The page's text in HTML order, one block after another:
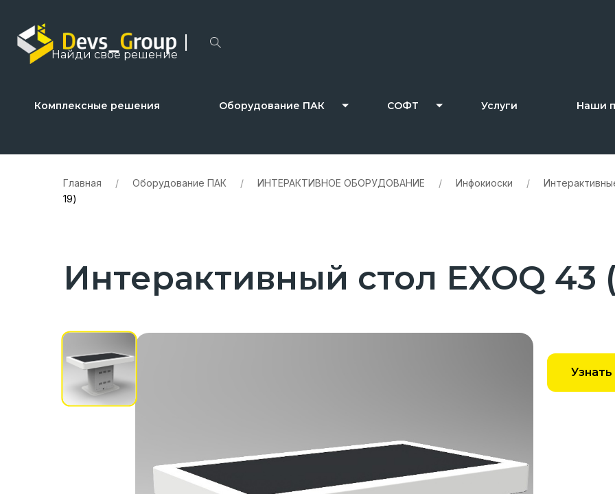
Найди свое решение
Комплексные решения Оборудование ПАК СОФТ Услуги Наши
Главная / Оборудование ПАК / ИНТЕРАКТИВНОЕ ОБОРУДОВАНИЕ / Инфокиоски /
19)
Интерактивный стол EXOQ 43
Узнать